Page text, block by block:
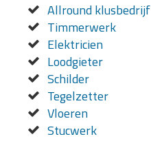
Allround klusbedrijf
Timmerwerk
Elektricien
Loodgieter
Schilder
Tegelzetter
Vloeren
Stucwerk